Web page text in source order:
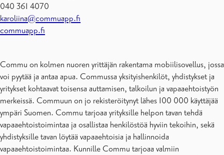
040 361 4070
karoliina@commuapp.fi
commuapp.fi
Commu on kolmen nuoren yrittäjän rakentama mobiilisovellus, jossa
voi pyytää ja antaa apua. Commussa yksityishenkilöt, yhdistykset ja
yritykset kohtaavat toisensa auttamisen, talkoilun ja vapaaehtoistyön
merkeissä. Commuun on jo rekisteröitynyt lähes 100 000 käyttäjää
ympäri Suomen. Commu tarjoaa yrityksille helpon tavan tehdä
vapaaehtoistoimintaa ja osallistaa henkilöstöä hyviin tekoihin, sekä
yhdistyksille tavan löytää vapaaehtoisia ja hallinnoida
vapaaehtoistoimintaa. Kunnille Commu tarjoaa valmiin